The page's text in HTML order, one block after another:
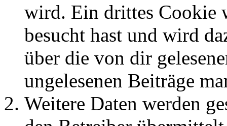
wird. Ein drittes Cookie
besucht hast und wird
über die von dir
ungelesenen Beiträge
Weitere Daten werden